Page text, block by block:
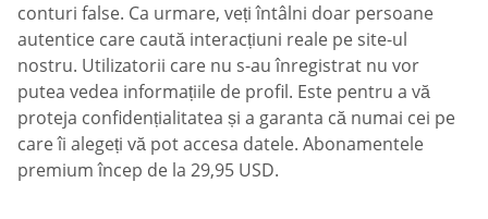
conturi false. Ca urmare, veți întâlni doar persoane
autentice care caută interacțiuni reale pe site-ul
nostru. Utilizatorii care nu s-au înregistrat nu vor
putea vedea informațiile de profil. Este pentru a vă
proteja confidențialitatea și a garanta că numai cei pe
care îi alegeți vă pot accesa datele. Abonamentele
premium încep de la 29,95 USD.